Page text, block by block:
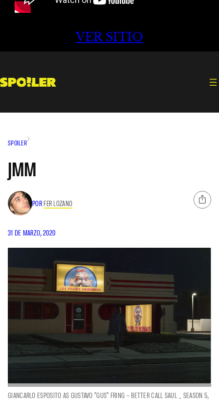
VER SITIO
SPOILER
JMM
POR FER LOZANO
31 DE MARZO, 2020
GIANCARLO ESPOSITO AS GUSTAVO "GUS" FRING – BETTER CALL SAUL _ SEASON 5,